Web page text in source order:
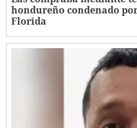
hondureño condenado
Florida